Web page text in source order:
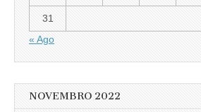
31
« Ago
NOVEMBRO 2022